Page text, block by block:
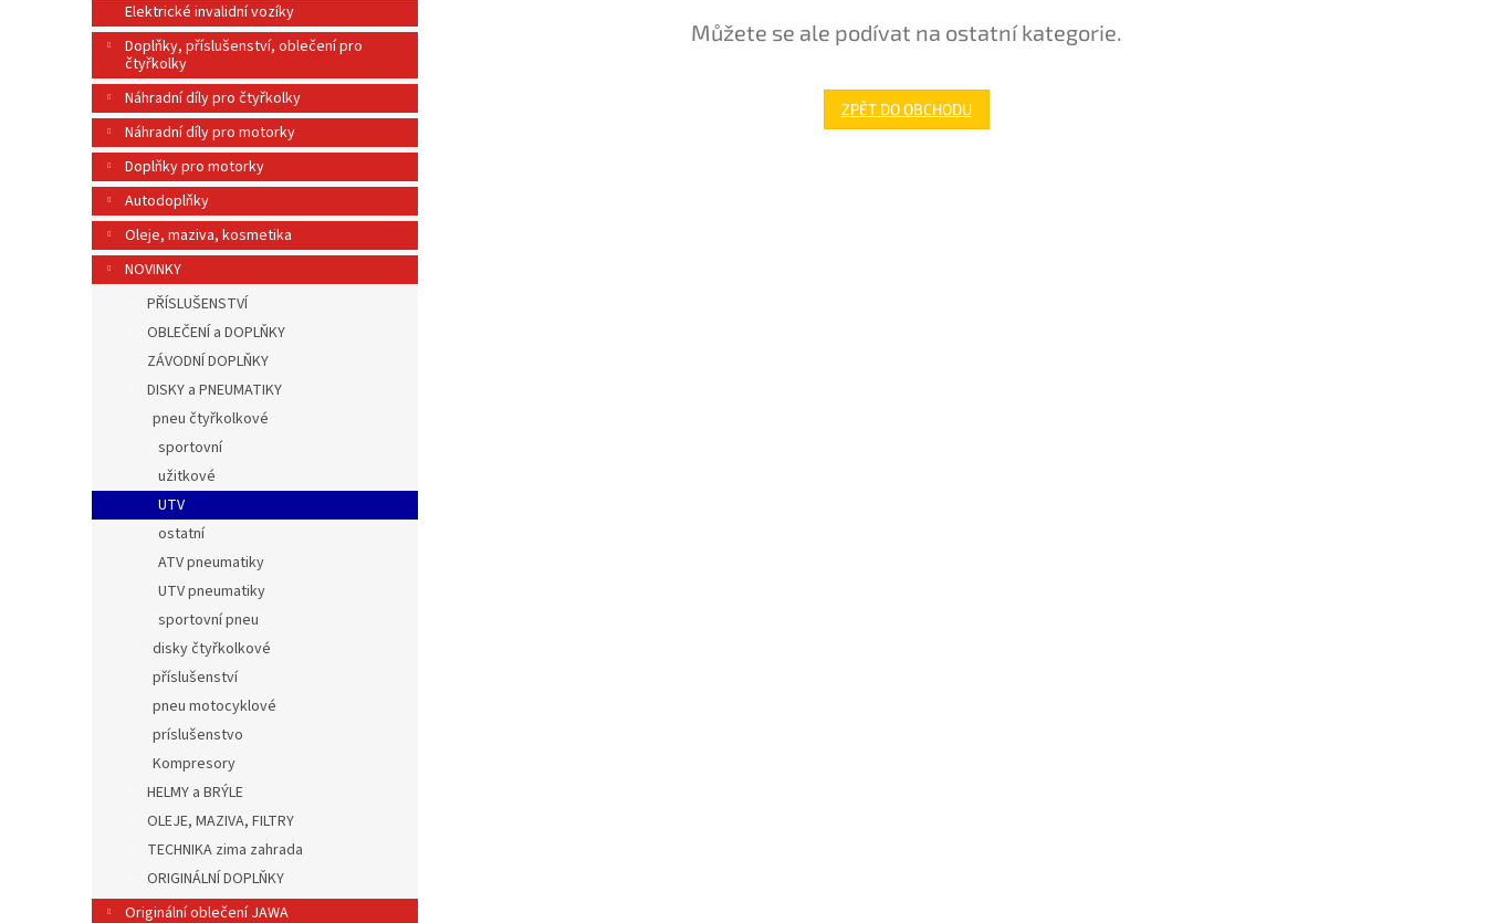
l
Elektrické invalidní vozíky
Doplňky, příslušenství, oblečení pro
čtyřkolky
Náhradní díly pro čtyřkolky
Náhradní díly pro motorky
Doplňky pro motorky
Autodoplňky
Oleje, maziva, kosmetika
NOVINKY
PŘÍSLUŠENSTVÍ
OBLEČENÍ a DOPLŇKY
ZÁVODNÍ DOPLŇKY
DISKY a PNEUMATIKY
pneu čtyřkolkové
sportovní
užitkové
UTV
ostatní
ATV pneumatiky
UTV pneumatiky
sportovní pneu
disky čtyřkolkové
příslušenství
pneu motocyklové
príslušenstvo
Kompresory
HELMY a BRÝLE
OLEJE, MAZIVA, FILTRY
TECHNIKA zima zahrada
ORIGINÁLNÍ DOPLŇKY
Originální oblečení JAWA
Můžete se ale podívat na ostatní kategorie.
ZPĚT DO OBCHODU